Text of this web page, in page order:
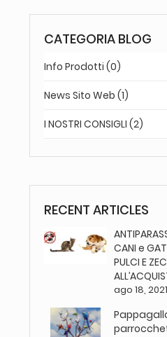
CATEGORIA BLOG
Info Prodotti (0)
News Sito Web (1)
I NOSTRI CONSIGLI (2)
RECENT ARTICLES
CANI e
PULCI E
ago 18, 2021